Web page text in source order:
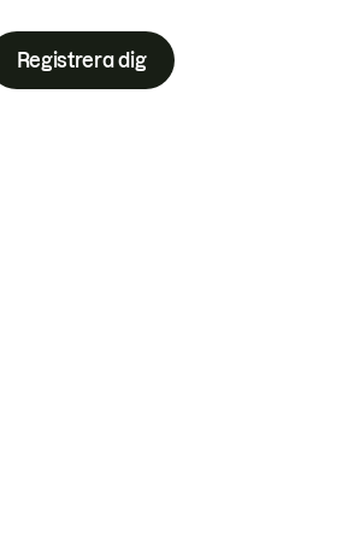
Registrera dig